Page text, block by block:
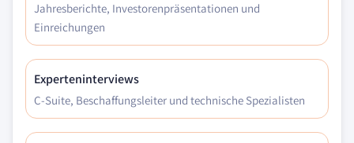
Jahresberichte, Investorenpräsentationen und
Einreichungen
Experteninterviews
C-Suite, Beschaffungsleiter und technische Spezialisten